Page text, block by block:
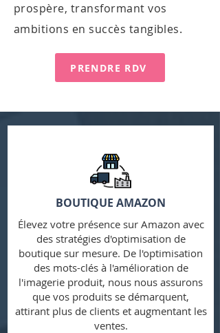
prospère, transformant vos
ambitions en succès tangibles.
PRENDRE RDV
BOUTIQUE AMAZON
Élevez votre présence sur Amazon avec
des stratégies d'optimisation de
boutique sur mesure. De l'optimisation
des mots-clés à l'amélioration de
l'imagerie produit, nous nous assurons
que vos produits se démarquent,
attirant plus de clients et augmentant les
ventes.